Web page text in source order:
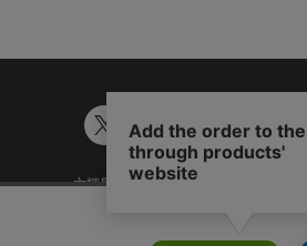
六輝早見表